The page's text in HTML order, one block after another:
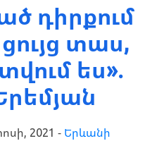
դիրքում
տաս,
ես».
2021 - Երևանի